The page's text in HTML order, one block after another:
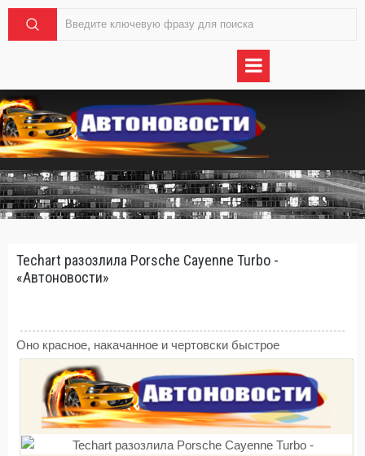
Techart разозлила Porsche Cayenne Turbo -
«Автоновости»
Оно красное, накачанное и чертовски быстрое